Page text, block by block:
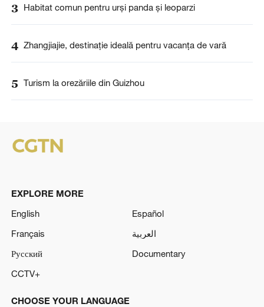
3 Habitat comun pentru urși panda și leoparzi
4 Zhangjiajie, destinație ideală pentru vacanța de vară
5 Turism la orezăriile din Guizhou
EXPLORE MORE
English
Español
Français
العربية
Русский
Documentary
CCTV+
CHOOSE YOUR LANGUAGE